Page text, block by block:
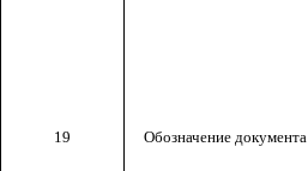
19 Обозначение документа